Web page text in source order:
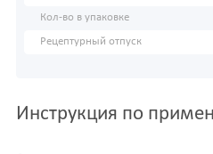
Кол-во в упаковке
Рецептурный отпуск
Инструкция по